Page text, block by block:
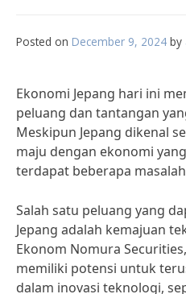
Posted on December 9, 2024 by
Ekonomi Jepang hari ini
peluang dan tantangan
Meskipun Jepang dikenal
maju dengan ekonomi
terdapat beberapa
Salah satu peluang yang
Jepang adalah kemajuan
Ekonom Nomura
memiliki potensi untuk
dalam inovasi teknologi,